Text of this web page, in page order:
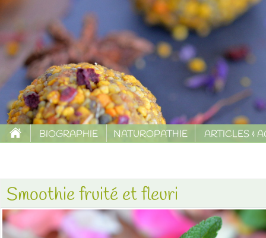
BIOGRAPHIE NATUROPATHIE ARTICLES &
Smoothie fruité et fleuri